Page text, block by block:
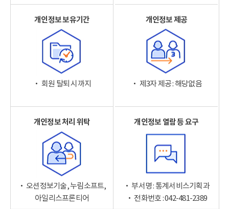
개인정보 보유기간
‧ 회원 탈퇴 시까지
개인정보 제공
‧ 제3자 제공 : 해당없음
개인정보 처리 위탁
‧ 오션정보기술, 누림소프트,
아일리스프론티어
개인정보 열람 등 요구
‧ 부서명 : 통계서비스기획과
‧ 전화번호 : 042-481-2389